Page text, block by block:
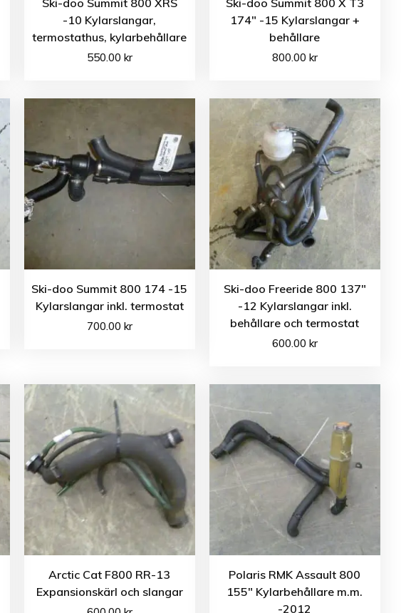
-10 Kylarslangar,
termostathus, kylarbehållare
550.00 kr
174″ -15 Kylarslangar +
behållare
800.00 kr
Ski-doo Summit 800 174 -15
Kylarslangar inkl. termostat
700.00 kr
Ski-doo Freeride 800 137″
-12 Kylarslangar inkl.
behållare och termostat
600.00 kr
Arctic Cat F800 RR-13
Expansionskärl och slangar
Polaris RMK Assault 800
155″ Kylarbehållare m.m.
-2012